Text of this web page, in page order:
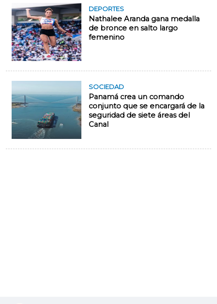
DEPORTES
Nathalee Aranda gana medalla
de bronce en salto largo
femenino
SOCIEDAD
Panamá crea un comando
conjunto que se encargará de la
seguridad de siete áreas del
Canal